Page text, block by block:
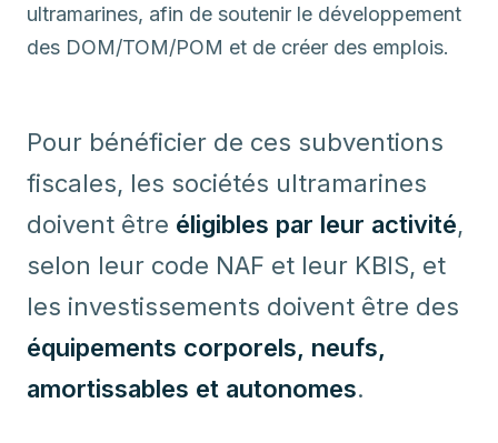
ultramarines, afin de soutenir le développement
des DOM/TOM/POM et de créer des emplois.
Pour bénéficier de ces subventions
fiscales, les sociétés ultramarines
doivent être éligibles par leur activité,
selon leur code NAF et leur KBIS, et
les investissements doivent être des
équipements corporels, neufs,
amortissables et autonomes.